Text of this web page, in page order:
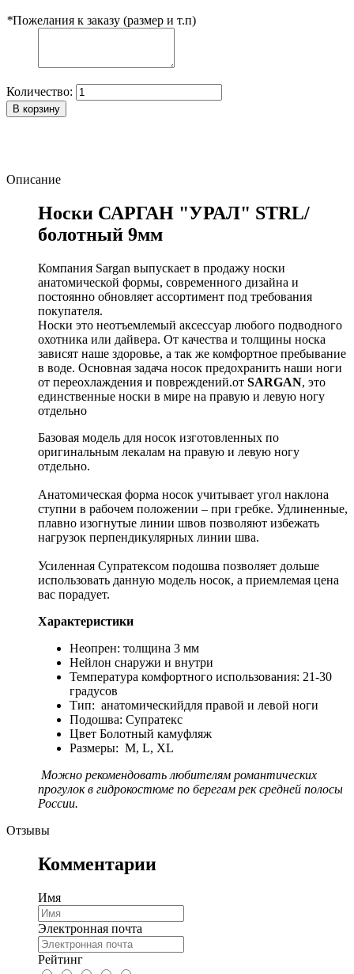
*Пожелания к заказу (размер и т.п)
Количество:
В корзину
Описание
Носки САРГАН "УРАЛ" STRL/
болотный 9мм
Компания Sargan выпускает в продажу носки
анатомической формы, современного дизайна и
постоянно обновляет ассортимент под требования
покупателя.
Носки это неотъемлемый аксессуар любого подводного
охотника или дайвера. От качества и толщины носка
зависят наше здоровье, а так же комфортное пребывание
в воде. Основная задача носок предохранить наши ноги
от переохлаждения и повреждений.от SARGAN, это
единственные носки в мире на правую и левую ногу
отдельно
Базовая модель для носок изготовленных по
оригинальным лекалам на правую и левую ногу
отдельно.
Анатомическая форма носок учитывает угол наклона
ступни в рабочем положении – при гребке. Удлиненные,
плавно изогнутые линии швов позволяют избежать
нагрузок перпендикулярных линии шва.
Усиленная Супратексом подошва позволяет дольше
использовать данную модель носок, а приемлемая цена
вас порадует.
Характеристики
Неопрен: толщина 3 мм
Нейлон снаружи и внутри
Температура комфортного использования: 21-30
градусов
Тип: анатомическийдля правой и левой ноги
Подошва: Супратекс
Цвет Болотный камуфляж
Размеры: M, L, XL
Можно рекомендовать любителям романтических
прогулок в гидрокостюме по берегам рек средней полосы
России.
Отзывы
Комментарии
Имя
Электронная почта
Рейтинг